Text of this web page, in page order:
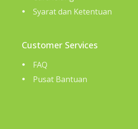
Syarat dan Ketentuan
Customer Services
FAQ
Pusat Bantuan